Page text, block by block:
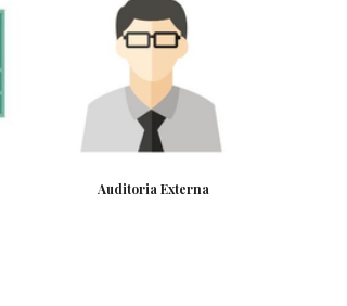
Auditoria Externa